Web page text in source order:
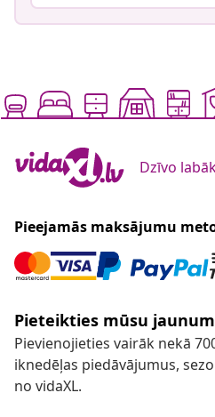
Dzīvo
Pieejamās maksājumu
Pieteikties mūsu
Pievienojieties vairāk nekā
iknedēļas piedāvājumus,
no vidaXL.